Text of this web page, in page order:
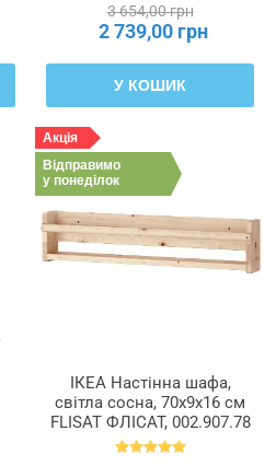
3 654,00 грн
2 739,00 грн
У КОШИК
Акція
Відправимо
у понеділок
ІКЕА Настінна шафа,
світла сосна, 70x9x16 см
FLISAT ФЛІСАТ, 002.907.78